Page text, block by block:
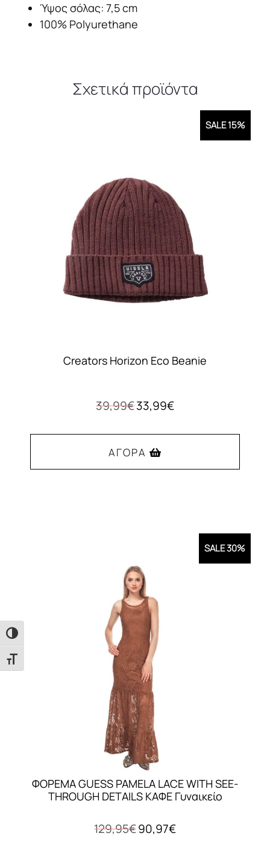
Εναλλαγή Υψηλής Αντίθεσης
Εναλλαγή Μεγέθους Γραμμάτων
Ύψος σόλας: 7,5 cm
100% Polyurethane
Σχετικά προϊόντα
SALE 15%
Creators Horizon Eco Beanie
39,99€Original
was:
39,99€.
33,99€Η
τιμή
ΑΓΟΡΆ
SALE 30%
ΦΟΡΕΜΑ GUESS PAMELA LACE WITH SEE-
THROUGH DETAILS ΚΑΦΕ Γυναικείο
129,95€Original
90,97€Η